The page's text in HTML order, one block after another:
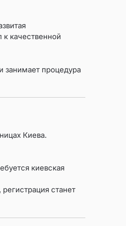
качественной
занимает процедура
Киева.
киевская
станет